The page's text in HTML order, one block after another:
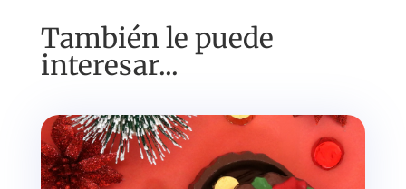
También le puede
interesar...